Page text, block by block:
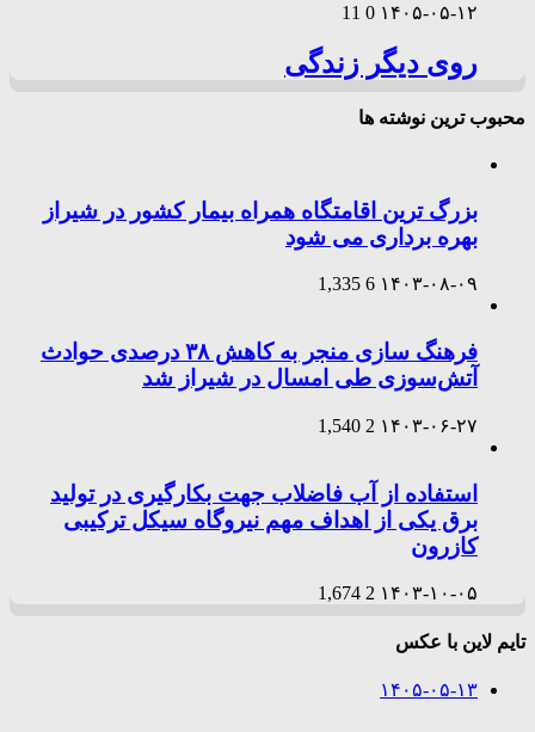
۱۴۰۵-۰۵-۱۲ 0
11
روی دیگر زندگی
محبوب ترین نوشته ها
بزرگ ترین اقامتگاه همراه بیمار کشور در شیراز
بهره برداری می شود
۱۴۰۳-۰۸-۰۹ 6
1,335
فرهنگ سازی منجر به کاهش ۳۸ درصدی حوادث
آتش‌سوزی طی امسال در شیراز شد
۱۴۰۳-۰۶-۲۷ 2
1,540
استفاده از آب فاضلاب جهت بکارگیری در تولید
برق یکی از اهداف مهم نیروگاه سیکل ترکیبی
کازرون
۱۴۰۳-۱۰-۰۵ 2
1,674
تایم لاین با عکس
۱۴۰۵-۰۵-۱۳